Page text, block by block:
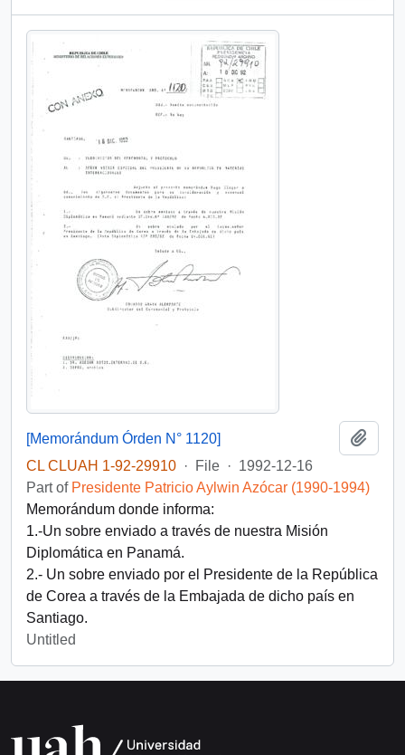
[Memorándum Órden N° 1120]
CL CLUAH 1-92-29910 · File · 1992-12-16
Part of Presidente Patricio Aylwin Azócar (1990-1994)
Memorándum donde informa:
1.-Un sobre enviado a través de nuestra Misión
Diplomática en Panamá.
2.- Un sobre enviado por el Presidente de la República
de Corea a través de la Embajada de dicho país en
Santiago.
Untitled